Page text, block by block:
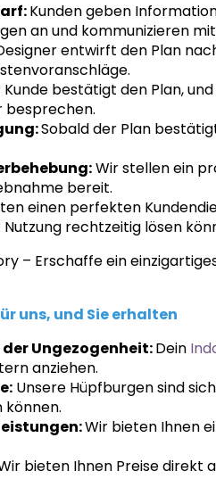
Kunden geben
an und kommunizieren
entwirft den Plan
Kunde bestätigt den Plan,
besprechen.
Sobald der Plan
Wir stellen ein
bereit.
einen perfekten
rechtzeitig lösen
uns, und Sie erhalten
Ungezogenheit:Dein
anziehen.
Unsere Hüpfburgen sind
Wir bieten Ihnen
bieten Ihnen Preise direkt